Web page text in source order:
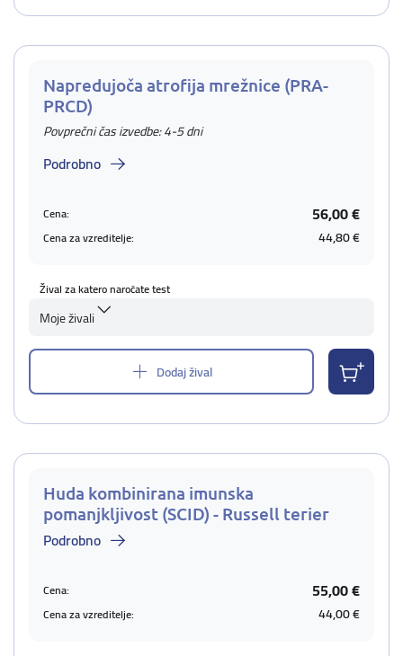
Napredujoča atrofija mrežnice (PRA-
PRCD)
Povprečni čas izvedbe: 4-5 dni
Podrobno
Cena: 56,00 €
Cena za vzreditelje: 44,80 €
Žival za katero naročate test
Moje živali
Dodaj žival
Huda kombinirana imunska
pomanjkljivost (SCID) - Russell terier
Podrobno
Cena: 55,00 €
Cena za vzreditelje: 44,00 €